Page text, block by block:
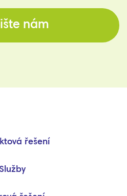
nám
řešení
Služby